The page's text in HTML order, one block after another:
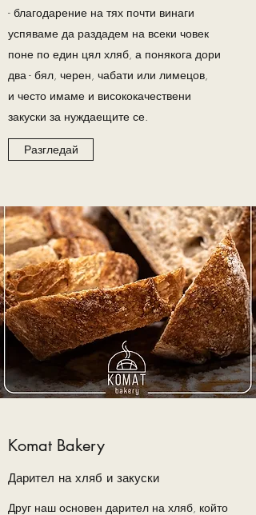
- благодарение на тях почти винаги
успяваме да раздадем на всеки човек
поне по един цял хляб, а понякога дори
два- бял, черен, чабати или лимецов,
и често имаме и висококачествени
закуски за нуждаещите се.
Разгледай
Komat Bakery
Дарител на хляб и закуски
Друг наш основен дарител на хляб, който